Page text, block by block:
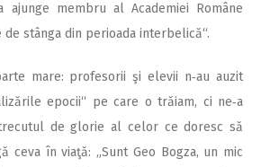
membru al Academiei Române
stânga din perioada interbelică“.
mare: profesorii şi elevii n‑au auzit
epocii“ pe care o trăiam, ci ne‑a
de glorie al celor ce doresc să
ceva în viaţă: „Sunt Geo Bogza, un mic